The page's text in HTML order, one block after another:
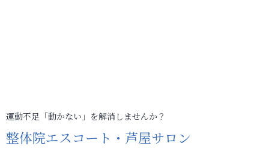
運動不足「動かない」を解消しませんか？
整体院エスコート・芦屋サロン